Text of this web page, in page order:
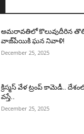
అమరావతిలో కొలువుదీరిన తొలి
వాజ్‌పేయికి ఘన నివాళి!
December 25, 2025
క్రిస్మస్ వేళ ట్రంప్ కామెడీ..
వస్తే..
December 25, 2025